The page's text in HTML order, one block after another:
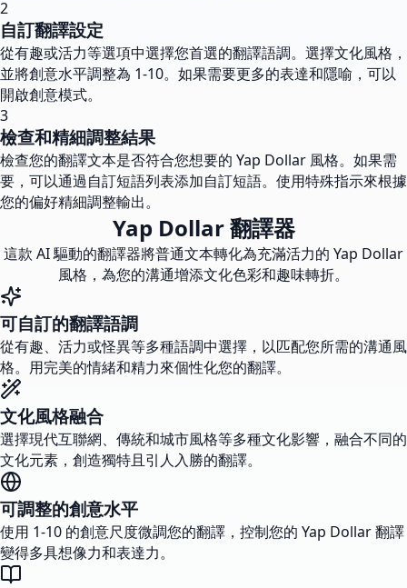
2
自訂翻譯設定
從有趣或活力等選項中選擇您首選的翻譯語調。選擇文化風格，
並將創意水平調整為 1-10。如果需要更多的表達和隱喻，可以
開啟創意模式。
3
檢查和精細調整結果
檢查您的翻譯文本是否符合您想要的 Yap Dollar 風格。如果需
要，可以通過自訂短語列表添加自訂短語。使用特殊指示來根據
您的偏好精細調整輸出。
Yap Dollar 翻譯器
這款 AI 驅動的翻譯器將普通文本轉化為充滿活力的 Yap Dollar
風格，為您的溝通增添文化色彩和趣味轉折。
可自訂的翻譯語調
從有趣、活力或怪異等多種語調中選擇，以匹配您所需的溝通風
格。用完美的情緒和精力來個性化您的翻譯。
文化風格融合
選擇現代互聯網、傳統和城市風格等多種文化影響，融合不同的
文化元素，創造獨特且引人入勝的翻譯。
可調整的創意水平
使用 1-10 的創意尺度微調您的翻譯，控制您的 Yap Dollar 翻譯
變得多具想像力和表達力。